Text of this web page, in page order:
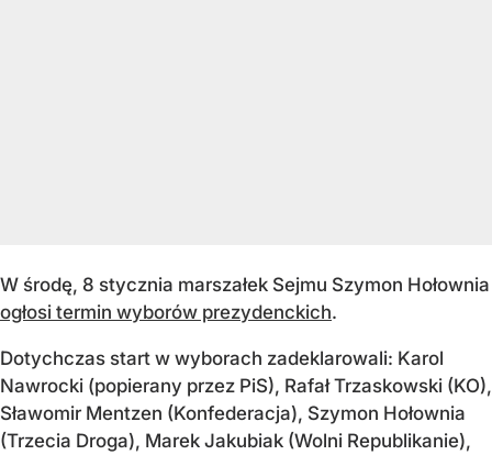
W środę, 8 stycznia marszałek Sejmu Szymon Hołownia
ogłosi termin wyborów prezydenckich.
Dotychczas start w wyborach zadeklarowali: Karol
Nawrocki (popierany przez PiS), Rafał Trzaskowski (KO),
Sławomir Mentzen (Konfederacja), Szymon Hołownia
(Trzecia Droga), Marek Jakubiak (Wolni Republikanie),